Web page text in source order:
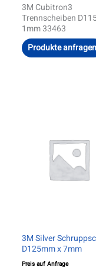
3M Cubitron3
Trennscheiben
1mm 33463
Produkte anfragen
3M Silver
D125mm x 7mm
Preis auf Anfrage